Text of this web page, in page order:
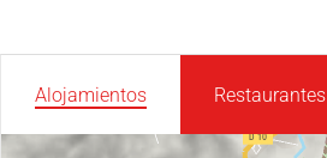
Alojamientos Restaurantes